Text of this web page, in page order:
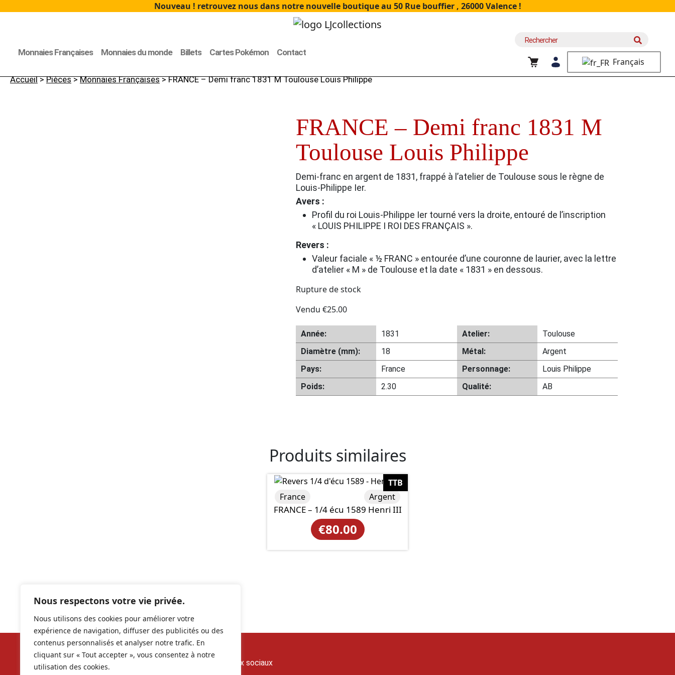
Nous respectons votre vie privée.
Nous utilisons des cookies pour améliorer votre
expérience de navigation, diffuser des publicités ou des
contenus personnalisés et analyser notre trafic. En
cliquant sur « Tout accepter », vous consentez à notre
utilisation des cookies.
Nouveau ! retrouvez nous dans notre nouvelle boutique au 50 Rue bouffier , 26000 Valence !
Monnaies Françaises Monnaies du monde Billets Cartes Pokémon Contact
Recherche
Français
Accueil>Pièces>Monnaies Françaises> FRANCE – Demi franc 1831 M Toulouse Louis Philippe
FRANCE – Demi franc 1831 M
Toulouse Louis Philippe
Demi-franc en argent de 1831, frappé à l’atelier de Toulouse sous le règne de
Louis-Philippe Ier.
Avers :
Profil du roi Louis-Philippe Ier tourné vers la droite, entouré de l’inscription
« LOUIS PHILIPPE I ROI DES FRANÇAIS ».
Revers :
Valeur faciale « ½ FRANC » entourée d’une couronne de laurier, avec la lettre
d’atelier « M » de Toulouse et la date « 1831 » en dessous.
Rupture de stock
Vendu €25.00
Année: 1831 Atelier:
Toulouse
Diamètre (mm):
18 Métal:
Argent
Pays:
France Personnage:
Louis Philippe
Poids:
2.30 Qualité: AB
Produits similaires
TTB
FRANCE – 1/4 écu 1589 Henri III
€80.00
France Argent
Nos réseaux sociaux